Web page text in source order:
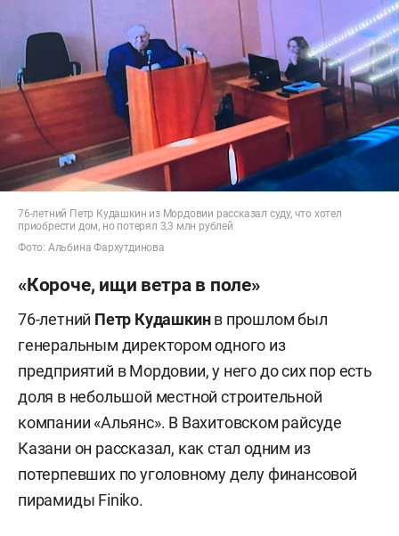
76-летний Петр Кудашкин из Мордовии рассказал суду, что хотел
приобрести дом, но потерял 3,3 млн рублей
Фото: Альбина Фархутдинова
«Короче, ищи ветра в поле»
76-летний Петр Кудашкинв прошлом был
генеральным директором одного из
предприятий в Мордовии, у него до сих пор есть
доля в небольшой местной строительной
компании «Альянс». В Вахитовском райсуде
Казани он рассказал, как стал одним из
потерпевших по уголовному делу финансовой
пирамиды Finiko.